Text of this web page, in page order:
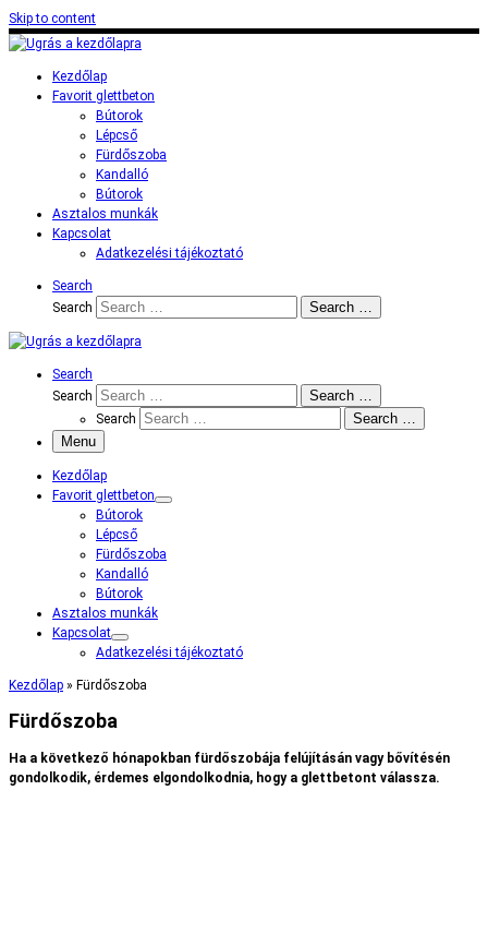
Skip to content
Kezdőlap
Favorit glettbeton
Bútorok
Lépcső
Fürdőszoba
Kandalló
Bútorok
Asztalos munkák
Kapcsolat
Adatkezelési tájékoztató
Search
Search
Search …
Search
Search
Search …
Search
Search …
Menu
Kezdőlap
Favorit glettbeton
Bútorok
Lépcső
Fürdőszoba
Kandalló
Bútorok
Asztalos munkák
Kapcsolat
Adatkezelési tájékoztató
Kezdőlap » Fürdőszoba
Fürdőszoba
Ha a következő hónapokban fürdőszobája felújításán vagy bővítésén
gondolkodik, érdemes elgondolkodnia, hogy a glettbetont válassza.